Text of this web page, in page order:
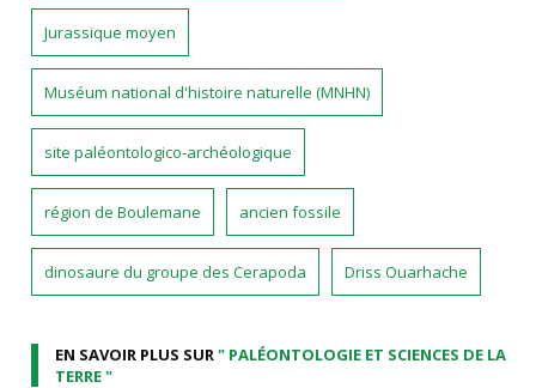
Jurassique moyen
Muséum national d'histoire naturelle (MNHN)
site paléontologico-archéologique
région de Boulemane ancien fossile
dinosaure du groupe des Cerapoda Driss Ouarhache
EN SAVOIR PLUS SUR" PALÉONTOLOGIE ET SCIENCES DE LA
TERRE "